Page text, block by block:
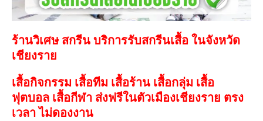
ร้านวิเศษ สกรีน บริการรับสกรีนเสื้อ ในจังหวัด
เชียงราย
เสื้อกิจกรรม เสื้อทีม เสื้อร้าน เสื้อกลุ่ม เสื้อ
ฟุตบอล เสื้อกีฬา ส่งฟรีในตัวเมืองเชียงราย ตรง
เวลา ไม่ดองงาน